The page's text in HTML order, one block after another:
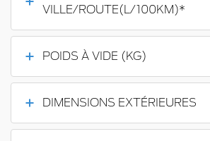
VILLE/ROUTE(L/100KM)*
POIDS À VIDE (KG)
DIMENSIONS EXTÉRIEURES